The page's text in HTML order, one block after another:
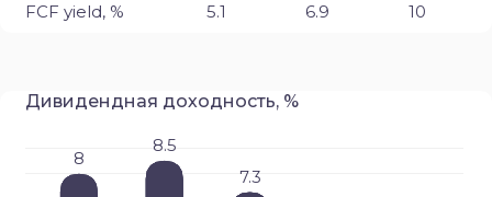
FCF yield, % 5.1 6.9 10
Дивидендная доходность, %